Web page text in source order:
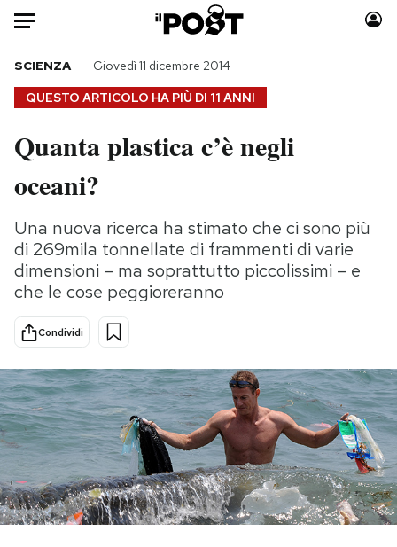
Auto
HOME
Italia
Politica
Tecnologia
Internet
Scienza
Cultura
Economia
Moda
Storie/Idee
Ok Boomer!
Media
PODCAST
NEWSLETTER
QUESTO ARTICOLO HA PIÙ DI 11 ANNI
SCIENZA Giovedì 11 dicembre 2014
Quanta plastica c’è negli
oceani?
Una nuova ricerca ha stimato che ci sono più
di 269mila tonnellate di frammenti di varie
dimensioni – ma soprattutto piccolissimi – e
che le cose peggioreranno
Condividi